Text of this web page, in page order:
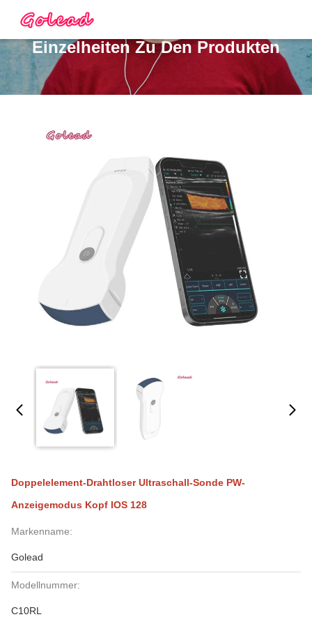
Einzelheiten Zu Den Produkten
Doppelelement-Drahtloser Ultraschall-Sonde PW-
Anzeigemodus Kopf IOS 128
Markenname:
Golead
Modellnummer:
C10RL